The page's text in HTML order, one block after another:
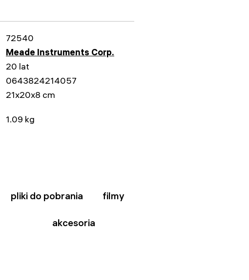
72540
Meade Instruments Corp.
20 lat
0643824214057
21x20x8 cm
1.09 kg
pliki do pobrania filmy
akcesoria